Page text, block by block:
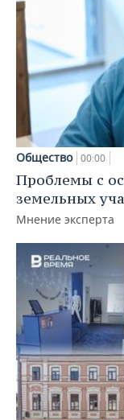
Общество 00:00
Проблемы с
земельных
Мнение эксперта